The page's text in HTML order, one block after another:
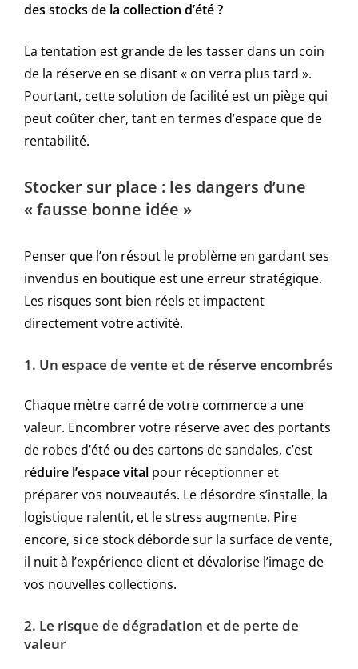
des stocks de la collection d’été ?
La tentation est grande de les tasser dans un coin
de la réserve en se disant « on verra plus tard ».
Pourtant, cette solution de facilité est un piège qui
peut coûter cher, tant en termes d’espace que de
rentabilité.
Stocker sur place : les dangers d’une
« fausse bonne idée »
Penser que l’on résout le problème en gardant ses
invendus en boutique est une erreur stratégique.
Les risques sont bien réels et impactent
directement votre activité.
1. Un espace de vente et de réserve encombrés
Chaque mètre carré de votre commerce a une
valeur. Encombrer votre réserve avec des portants
de robes d’été ou des cartons de sandales, c’est
réduire l’espace vital pour réceptionner et
préparer vos nouveautés. Le désordre s’installe, la
logistique ralentit, et le stress augmente. Pire
encore, si ce stock déborde sur la surface de vente,
il nuit à l’expérience client et dévalorise l’image de
vos nouvelles collections.
2. Le risque de dégradation et de perte de
valeur